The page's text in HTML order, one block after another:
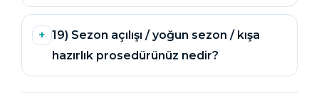
19) Sezon açılışı / yoğun sezon / kışa
hazırlık prosedürünüz nedir?